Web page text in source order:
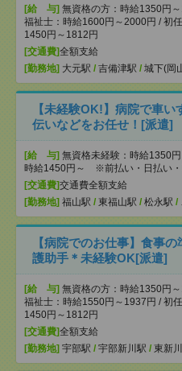
[給 与] 無資格の方：時給1350円
福祉士：時給1600円～2000円 / 初
1450円～1812円
[交通費]全額支給
[勤務地] 大元駅 / 吉備津駅 / 城下(岡
【未経験OK!】病院で車
伝いなどをお任せ！[派遣]
[給 与] 無資格未経験：時給1350
時給1450円～ ※前払い・日払い・
[交通費]交通費全額支給
[勤務地] 福山駅 / 東福山駅 / 松永駅 /
【病院でのお仕事】食事
護助手＊未経験OK[派遣]
[給 与] 無資格の方：時給1350円
福祉士：時給1550円～1937円 / 初
1450円～1812円
[交通費]全額支給
[勤務地] 宇部駅 / 宇部新川駅 / 東新